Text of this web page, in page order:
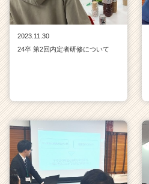
2023.11.30
24卒 第2回内定者研修について